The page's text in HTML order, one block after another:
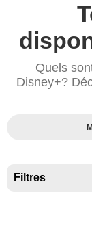
Quels
Disney+?
Filtres